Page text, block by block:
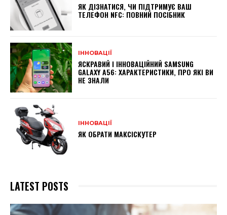
ЯК ДІЗНАТИСЯ, ЧИ ПІДТРИМУЄ ВАШ
ТЕЛЕФОН NFC: ПОВНИЙ ПОСІБНИК
ІННОВАЦІЇ
ЯСКРАВИЙ І ІННОВАЦІЙНИЙ SAMSUNG
GALAXY A56: ХАРАКТЕРИСТИКИ, ПРО ЯКІ ВИ
НЕ ЗНАЛИ
ІННОВАЦІЇ
ЯК ОБРАТИ МАКСІСКУТЕР
LATEST POSTS